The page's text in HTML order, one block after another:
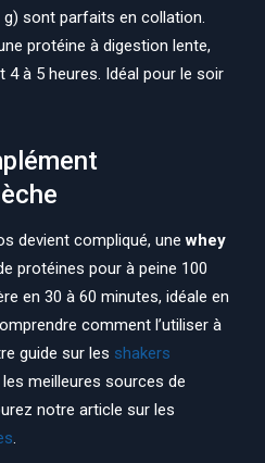
g) sont parfaits en collation.
protéine à digestion lente,
4 à 5 heures. Idéal pour le soir
devient compliqué, unewhey
protéines pour à peine 100
en 30 à 60 minutes, idéale en
comment l’utiliser à
guide sur les shakers
meilleures sources de
notre article sur les
.